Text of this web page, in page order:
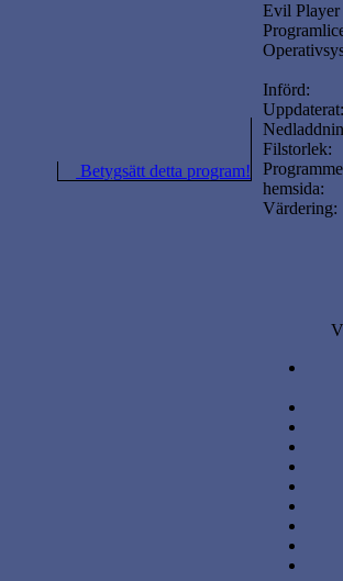
Evil Player
Införd:
Uppdaterat:
Filstorlek:
hemsida:
Värdering:
Betygsätt detta program!